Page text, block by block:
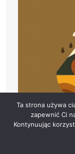
Ta strona używa
zapewnić Ci
Kontynuując